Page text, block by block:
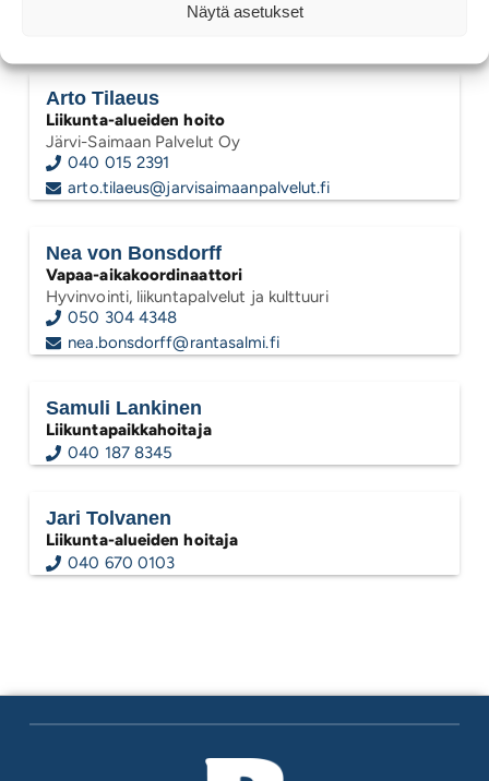
Näytä asetukset
Suunnistaminen
Arto Tilaeus
Liikunta-alueiden hoito
Järvi-Saimaan Palvelut Oy
040 015 2391
arto.tilaeus@jarvisaimaanpalvelut.fi
Nea von Bonsdorff
Vapaa-aikakoordinaattori
Hyvinvointi, liikuntapalvelut ja kulttuuri
050 304 4348
nea.bonsdorff@rantasalmi.fi
Samuli Lankinen
Liikuntapaikkahoitaja
040 187 8345
Jari Tolvanen
Liikunta-alueiden hoitaja
040 670 0103